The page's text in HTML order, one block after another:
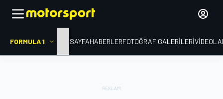
FORMULA 1 ANA SAYFAHABERLERFOTOĞRAF GALERILERI